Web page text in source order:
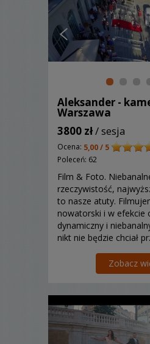
Aleksander -
Warszawa
3800 zł/ sesja
Ocena: 5,00 / 5
Poleceń: 62
Film & Foto.
rzeczywistość,
to nasze atuty.
nowatorski i w efekcie
dynamiczny i
nikt nie będzie chciał
Zobacz